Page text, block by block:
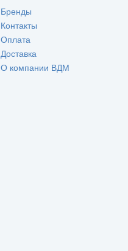
Бренды
Контакты
Оплата
Доставка
О компании ВДМ